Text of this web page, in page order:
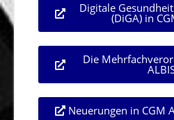
Digitale
(DiGA) in
Die
Neuerungen in CGM